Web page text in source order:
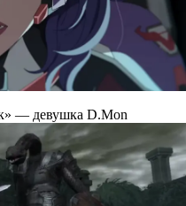
— девушка D.Mon